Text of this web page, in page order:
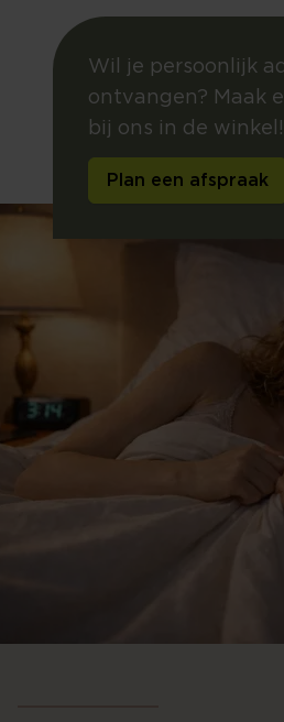
Wil je persoonlijk
ontvangen? Maak
bij ons in de winkel!
Plan een afspraak